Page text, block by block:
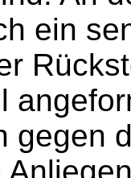
ein
gegen